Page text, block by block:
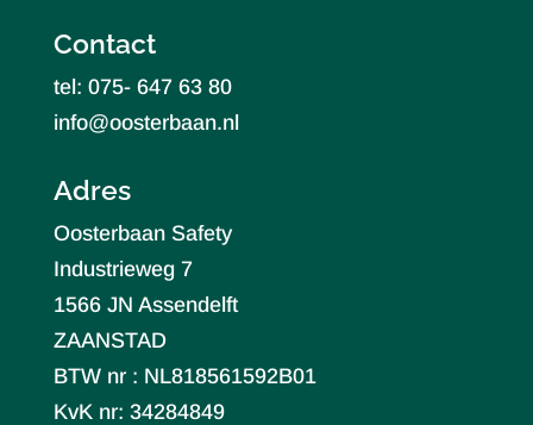
Contact
tel: 075- 647 63 80
info@oosterbaan.nl
Adres
Oosterbaan Safety
Industrieweg 7
1566 JN Assendelft
ZAANSTAD
BTW nr : NL818561592B01
KvK nr: 34284849